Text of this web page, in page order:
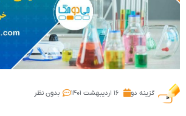
گزینه دو ۱۶ اردیبهشت ۱۴۰۱ بدون نظر